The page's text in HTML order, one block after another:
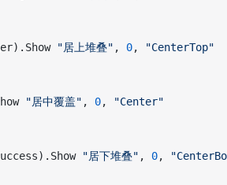
"居上堆叠" , 0, "CenterTop"
"居中覆盖" , 0, "Center"
"居下堆叠" , 0,